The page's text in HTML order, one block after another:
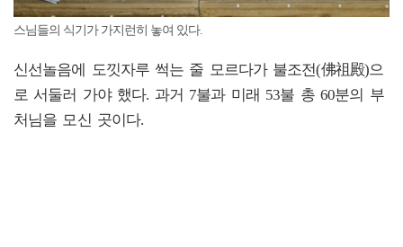
스님들의 식기가 가지런히 놓여 있다.
신선놀음에 도낏자루 썩는 줄 모르다가 불조전(佛祖殿)으
로 서둘러 가야 했다. 과거 7불과 미래 53불 총 60분의 부
처님을 모신 곳이다.